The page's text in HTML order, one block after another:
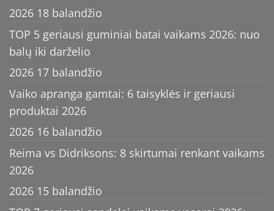
2026 18 balandžio
TOP 5 geriausi guminiai batai vaikams 2026: nuo
balų iki darželio
2026 17 balandžio
Vaiko apranga gamtai: 6 taisyklės ir geriausi
produktai 2026
2026 16 balandžio
Reima vs Didriksons: 8 skirtumai renkant vaikams
2026
2026 15 balandžio